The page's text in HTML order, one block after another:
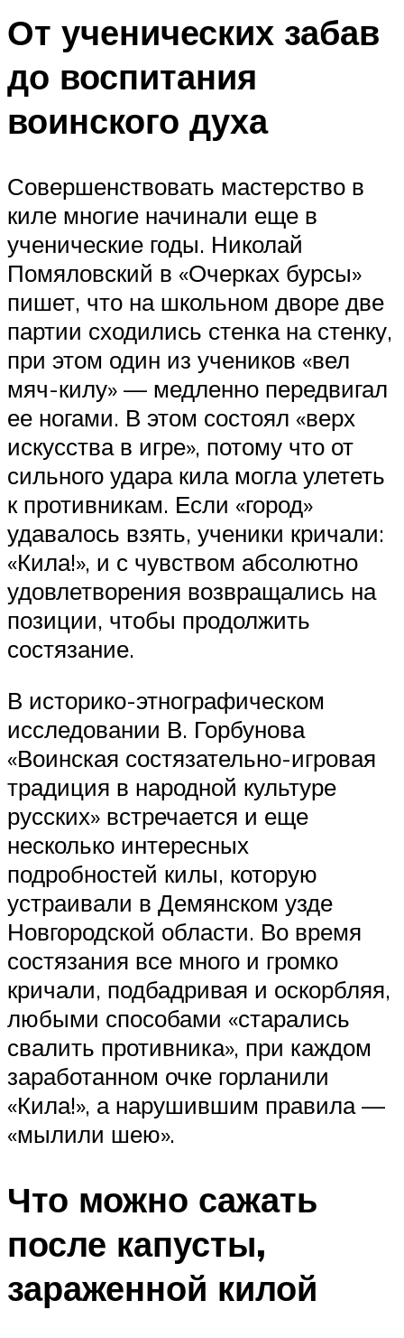
От ученических забав
до воспитания
воинского духа
Совершенствовать мастерство в
киле многие начинали еще в
ученические годы. Николай
Помяловский в «Очерках бурсы»
пишет, что на школьном дворе две
партии сходились стенка на стенку,
при этом один из учеников «вел
мяч-килу» — медленно передвигал
ее ногами. В этом состоял «верх
искусства в игре», потому что от
сильного удара кила могла улететь
к противникам. Если «город»
удавалось взять, ученики кричали:
«Кила!», и с чувством абсолютно
удовлетворения возвращались на
позиции, чтобы продолжить
состязание.
В историко-этнографическом
исследовании В. Горбунова
«Воинская состязательно-игровая
традиция в народной культуре
русских» встречается и еще
несколько интересных
подробностей килы, которую
устраивали в Демянском узде
Новгородской области. Во время
состязания все много и громко
кричали, подбадривая и оскорбляя,
любыми способами «старались
свалить противника», при каждом
заработанном очке горланили
«Кила!», а нарушившим правила —
«мылили шею».
Что можно сажать
после капусты,
зараженной килой